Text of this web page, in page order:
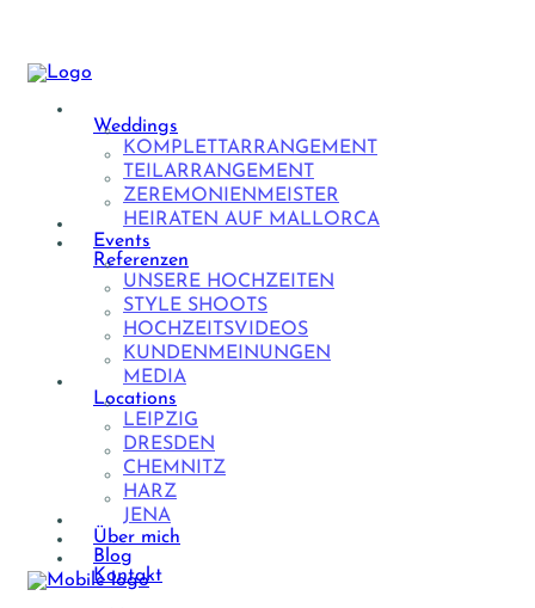
Weddings
KOMPLETTARRANGEMENT
TEILARRANGEMENT
ZEREMONIENMEISTER
HEIRATEN AUF MALLORCA
Events
Referenzen
UNSERE HOCHZEITEN
STYLE SHOOTS
HOCHZEITSVIDEOS
KUNDENMEINUNGEN
MEDIA
Locations
LEIPZIG
DRESDEN
CHEMNITZ
HARZ
JENA
Über mich
Blog
Kontakt